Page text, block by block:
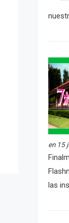
en 15
las